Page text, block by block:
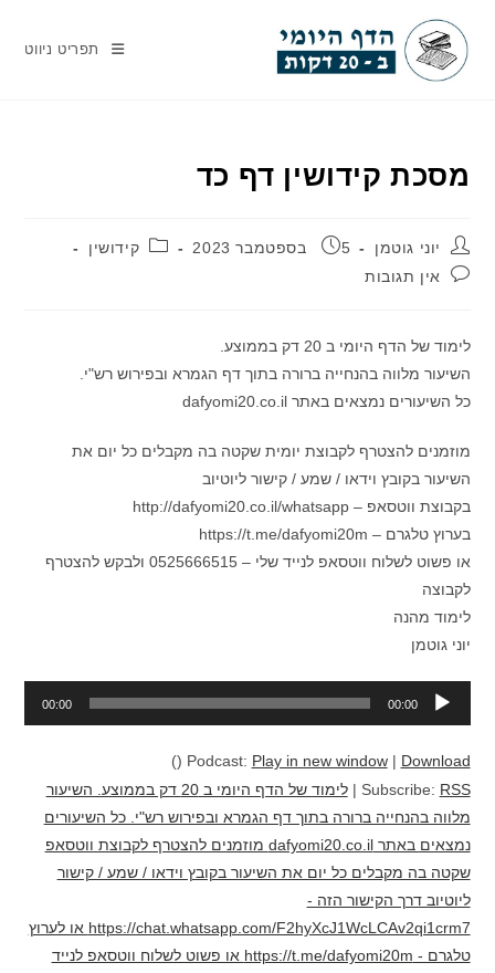
content
תפריט ניווט
מסכת קידושין דף כד
מחבר:יוני גוטמן פורסם:
5 בספטמבר 2023 קטגוריה:
קידושין
תגובות:אין תגובות
לימוד של הדף היומי ב 20 דק בממוצע.
השיעור מלווה בהנחייה ברורה בתוך דף הגמרא ובפירוש רש"י.
כל השיעורים נמצאים באתר dafyomi20.co.il
מוזמנים להצטרף לקבוצת יומית שקטה בה מקבלים כל יום את
השיעור בקובץ וידאו / שמע / קישור ליוטיוב
בקבוצת ווטסאפ – http://dafyomi20.co.il/whatsapp
בערוץ טלגרם – https://t.me/dafyomi20m
או פשוט לשלוח ווטסאפ לנייד שלי – 0525666515 ולבקש להצטרף
לקבוצה
לימוד מהנה
יוני גוטמן
00:00
00:00
Podcast: Play in new window| Download
()
Subscribe: RSS
|
לימוד של הדף היומי ב 20 דק בממוצע. השיעור
מלווה בהנחייה ברורה בתוך דף הגמרא ובפירוש רש"י. כל השיעורים
נמצאים באתר dafyomi20.co.il מוזמנים להצטרף לקבוצת ווטסאפ
שקטה בה מקבלים כל יום את השיעור בקובץ וידאו / שמע / קישור
ליוטיוב דרך הקישור הזה -
https://chat.whatsapp.com/F2hyXcJ1WcLCAv2qi1crm7 או לערוץ
טלגרם - https://t.me/dafyomi20m או פשוט לשלוח ווטסאפ לנייד